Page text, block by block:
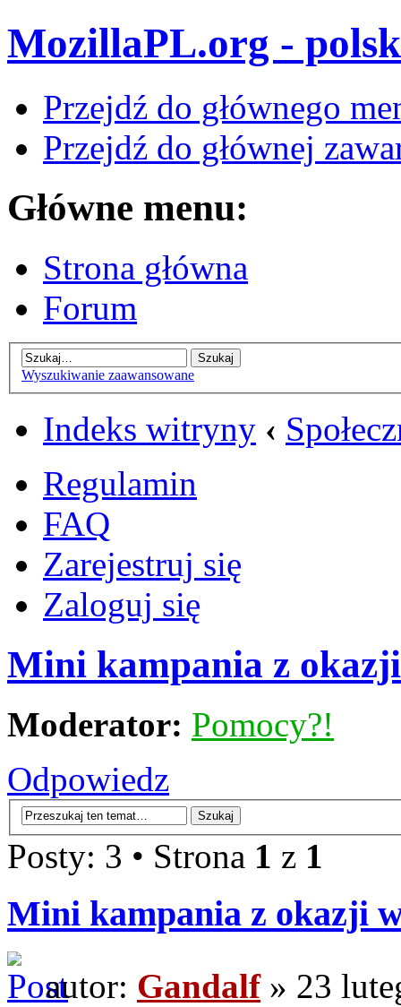
MozillaPL.org -
Przejdź do głównego
Przejdź do głównej
Główne menu:
Strona główna
Forum
Wyszukiwanie zaawansowane
Indeks witryny ‹
Regulamin
FAQ
Zarejestruj się
Zaloguj się
Mini kampania z
Moderator: Pomocy?!
Odpowiedz
Posty: 3 • Strona 1 z 1
Mini kampania z okazji
autor: Gandalf» 23